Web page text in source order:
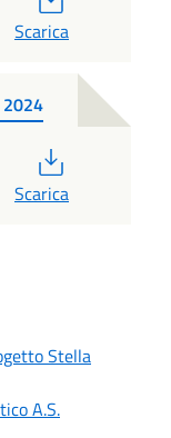
Scarica
2024
Scarica
Stella
A.S.